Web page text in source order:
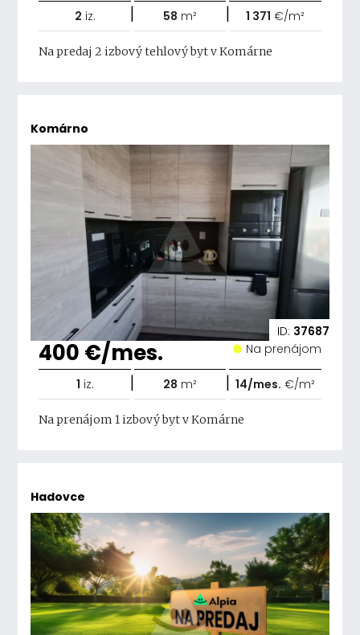
2 iz. | 58 m² | 1 371 €/m²
Na predaj 2 izbový tehlový byt v Komárne
Komárno
ID: 37687
400 €/mes. Na prenájom
1 iz. | 28 m² | 14/mes. €/m²
Na prenájom 1 izbový byt v Komárne
Hadovce